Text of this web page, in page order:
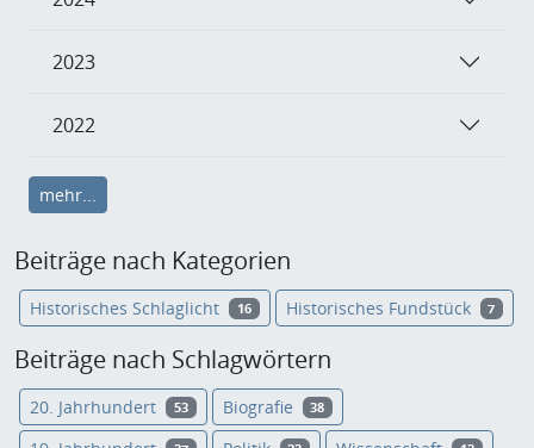
2023
2022
mehr...
Beiträge nach Kategorien
Historisches Schlaglicht 16 Historisches Fundstück 7
Beiträge nach Schlagwörtern
20. Jahrhundert 53 Biografie 38